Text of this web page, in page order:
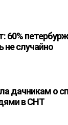
60%
не случайно
дачникам о
в СНТ